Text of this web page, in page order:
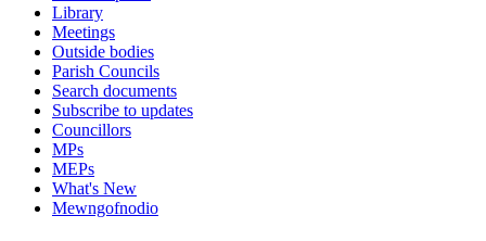
Library
Meetings
Outside bodies
Parish Councils
Search documents
Subscribe to updates
Councillors
MPs
MEPs
What's New
Mewngofnodio